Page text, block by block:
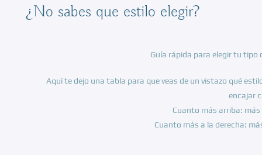
¿No sabes que estilo elegir?
Guía rápida para elegir tu tipo
Aquí te dejo una tabla para que veas de un vistazo qué
encajar
Cuanto más arriba:
Cuanto más a la derecha: